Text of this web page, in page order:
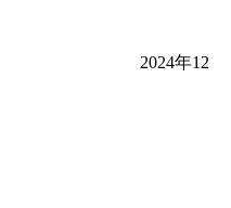
2024年12